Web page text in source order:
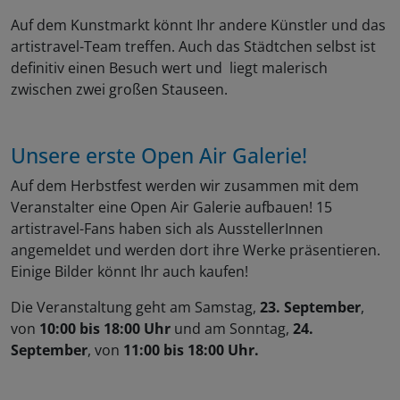
Auf dem Kunstmarkt könnt Ihr andere Künstler und das
artistravel-Team treffen. Auch das Städtchen selbst ist
definitiv einen Besuch wert und liegt malerisch
zwischen zwei großen Stauseen.
Unsere erste Open Air Galerie!
Auf dem Herbstfest werden wir zusammen mit dem
Veranstalter eine Open Air Galerie aufbauen! 15
artistravel-Fans haben sich als AusstellerInnen
angemeldet und werden dort ihre Werke präsentieren.
Einige Bilder könnt Ihr auch kaufen!
Die Veranstaltung geht am Samstag, 23. September,
von 10:00 bis 18:00 Uhr und am Sonntag, 24.
September, von 11:00 bis 18:00 Uhr.